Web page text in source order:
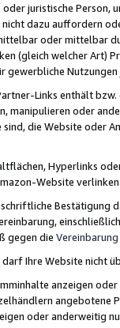
juristische
dazu auffordern
oder mittelbar
(gleich welcher Art)
Links enthält
manipulieren oder
die Website oder
Hyperlinks
Website
gegen die Vereinbarung
Ihre Website nicht
anzeigen
oder anderweitig